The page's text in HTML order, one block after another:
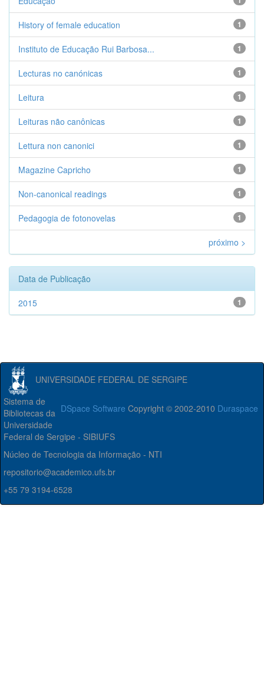
1
History of female education
1
Instituto de Educação Rui Barbosa...
1
Lecturas no canónicas
1
Leitura
1
Leituras não canônicas
1
Lettura non canonici
1
Magazine Capricho
1
Non-canonical readings
1
Pedagogia de fotonovelas
próximo >
Data de Publicação
1
2015
UNIVERSIDADE FEDERAL DE SERGIPE
DSpace Software Copyright © 2002-2010 Duraspace
Sistema de
Bibliotecas da
Universidade
Federal de Sergipe - SIBIUFS
Núcleo de Tecnologia da Informação - NTI
repositorio@academico.ufs.br
+55 79 3194-6528